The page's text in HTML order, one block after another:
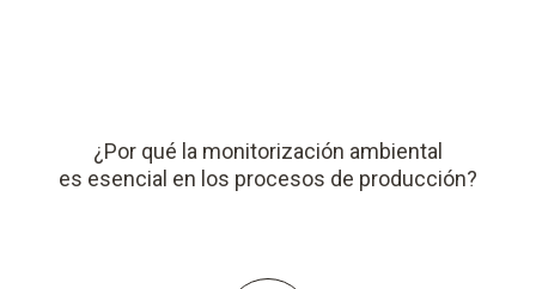
¿Por qué la monitorización ambiental
es esencial en los procesos de producción?